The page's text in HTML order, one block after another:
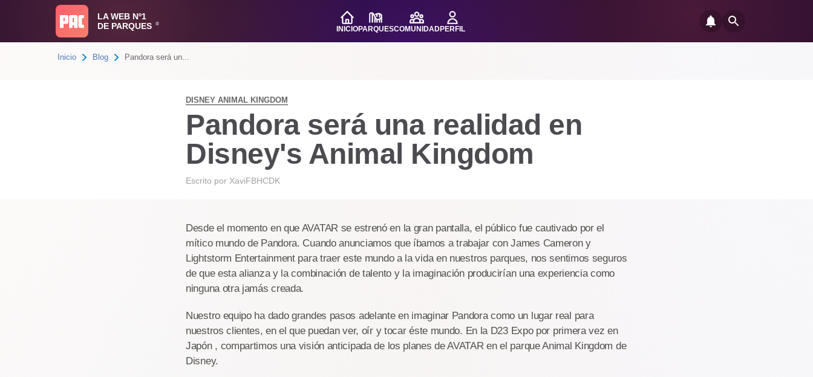
LA WEB Nº1
DE PARQUES
®
INICIOPARQUESCOMUNIDADPERFIL
Inicio Blog Pandora será un...
DISNEY ANIMAL KINGDOM
Pandora será una realidad en
Disney's Animal Kingdom
Escrito por XaviFBHCDK
Desde el momento en que AVATAR se estrenó en la gran pantalla, el público fue cautivado por el
mítico mundo de Pandora. Cuando anunciamos que íbamos a trabajar con James Cameron y
Lightstorm Entertainment para traer este mundo a la vida en nuestros parques, nos sentimos seguros
de que esta alianza y la combinación de talento y la imaginación producirían una experiencia como
ninguna otra jamás creada.
Nuestro equipo ha dado grandes pasos adelante en imaginar Pandora como un lugar real para
nuestros clientes, en el que puedan ver, oír y tocar éste mundo. En la D23 Expo por primera vez en
Japón , compartimos una visión anticipada de los planes de AVATAR en el parque Animal Kingdom de
Disney.